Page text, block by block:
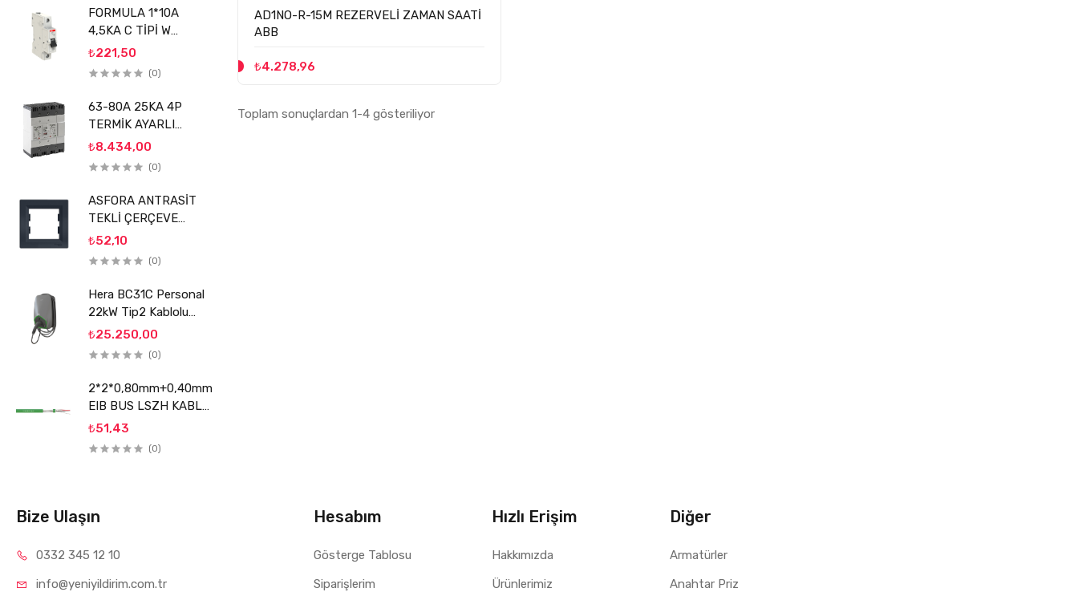
FORMULA 1*10A
4,5KA C TİPİ W
OTOMATİK SİGORTA
(FMS1LC10) ABB
₺221,50
(0)
63-80A 25KA 4P
TERMİK AYARLI
KOMPAKT ŞALTER
SİGMA
₺8.434,00
(0)
ASFORA ANTRASİT
TEKLİ ÇERÇEVE
SCHNEİDER
₺52,10
(0)
Hera BC31C Personal
22kW Tip2 Kablolu
Elektrikli Araç Şarj
Ünitesi
₺25.250,00
(0)
2*2*0,80mm+0,40mm
EIB BUS LSZH KABLO
REÇBER
₺51,43
(0)
AD1NO-R-15M REZERVELİ ZAMAN SAATİ
ABB
₺4.278,96
Toplam sonuçlardan 1-4 gösteriliyor
Bize Ulaşın
0332 345 12 10
info@yeniyildirim.com.tr
Hesabım
Gösterge Tablosu
Siparişlerim
Hızlı Erişim
Hakkımızda
Ürünlerimiz
Diğer
Armatürler
Anahtar Priz